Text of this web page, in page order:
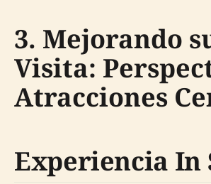
3. Mejorando
Visita:
Atracciones
Experiencia In